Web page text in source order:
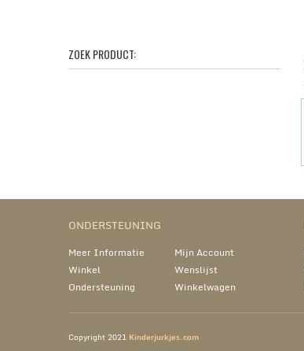
ZOEK PRODUCT:
ONDERSTEUNING
Meer Informatie
Mijn Account
Winkel
Wenslijst
Ondersteuning
Winkelwagen
Copyright 2021 Kinderjurkjes.com